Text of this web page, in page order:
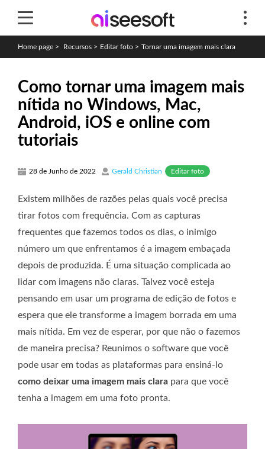
Home page > Recursos > Editar foto > Tornar uma imagem mais clara
Como tornar uma imagem mais
nítida no Windows, Mac,
Android, iOS e online com
tutoriais
28 de Junho de 2022 Gerald Christian Editar foto
Existem milhões de razões pelas quais você precisa
tirar fotos com frequência. Com as capturas
frequentes que fazemos todos os dias, o inimigo
número um que enfrentamos é a imagem embaçada
depois de produzida. É uma situação complicada ao
lidar com imagens não claras. Talvez você esteja
pensando em usar um programa de edição de fotos e
espera que ele transforme a imagem borrada em uma
mais nítida. Em vez de esperar, por que não o fazemos
de maneira precisa? Reunimos o software que você
pode usar em todas as plataformas para ensiná-lo
como deixar uma imagem mais clara para que você
tenha a imagem em uma foto pronta.